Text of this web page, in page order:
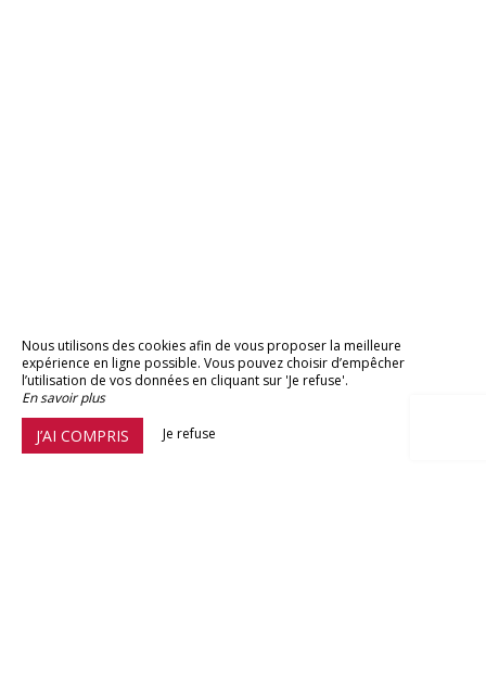
Nous utilisons des cookies afin de vous proposer la meilleure
expérience en ligne possible. Vous pouvez choisir d’empêcher
l’utilisation de vos données en cliquant sur 'Je refuse'.
En savoir plus
J’AI COMPRIS Je refuse